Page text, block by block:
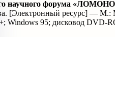
анализе
в Испании
научного форума
[Электронный ресурс] —
Windows 95; дисковод DVD-